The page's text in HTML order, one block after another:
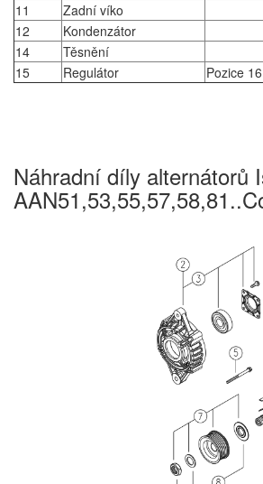
11
Zadní víko
12
Kondenzátor
14
Těsnění
15
Regulátor Pozice 16
Náhradní díly alternátorů